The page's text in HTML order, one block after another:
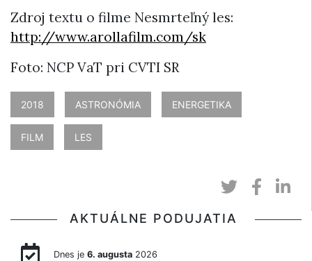
Zdroj textu o filme Nesmrteľný les:
http://www.arollafilm.com/sk
Foto: NCP VaT pri CVTI SR
2018 ASTRONÓMIA ENERGETIKA
FILM LES
AKTUÁLNE PODUJATIA
Dnes je 6. augusta2026